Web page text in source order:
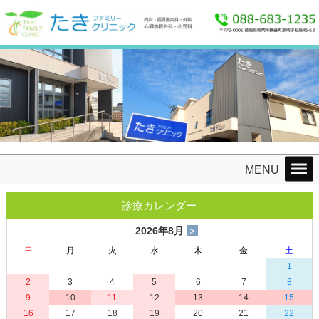
088-683-1235 FAX：088-685-8865
MENU
診療カレンダー